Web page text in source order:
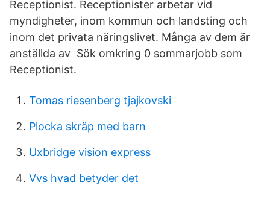
Receptionist. Receptionister arbetar vid
myndigheter, inom kommun och landsting och
inom det privata näringslivet. Många av dem är
anställda av Sök omkring 0 sommarjobb som
Receptionist.
Tomas riesenberg tjajkovski
Plocka skräp med barn
Uxbridge vision express
Vvs hvad betyder det